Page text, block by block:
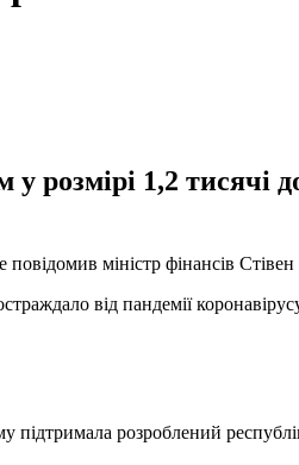
розмірі 1,2 тисячі
міністр фінансів
від пандемії
розроблений